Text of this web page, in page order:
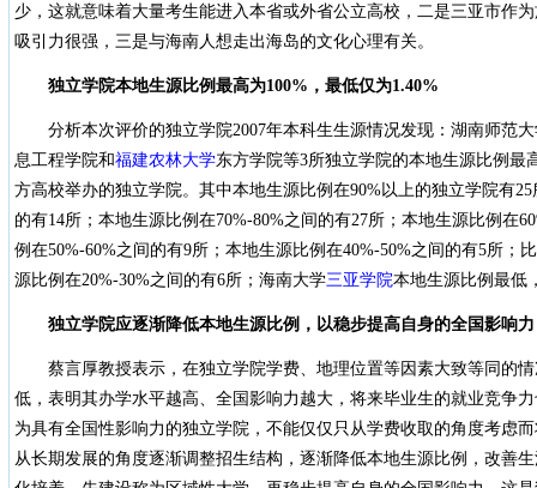
少，这就意味着大量考生能进入本省或外省公立高校，二是三亚市作
吸引力很强，三是与海南人想走出海岛的文化心理有关。
独立学院本地生源比例最高为100%，最低仅为1.40%
分析本次评价的独立学院2007年本科生生源情况发现：湖南师范
息工程学院和福建农林大学东方学院等3所独立学院的本地生源比例最
方高校举办的独立学院。其中本地生源比例在90%以上的独立学院有
的有14所；本地生源比例在70%-80%之间的有27所；本地生源比例在
例在50%-60%之间的有9所；本地生源比例在40%-50%之间的有5所；
源比例在20%-30%之间的有6所；海南大学三亚学院本地生源比例最低
独立学院应逐渐降低本地生源比例，以稳步提高自身的全国影响力
蔡言厚教授表示，在独立学院学费、地理位置等因素大致等同的
低，表明其办学水平越高、全国影响力越大，将来毕业生的就业竞争
为具有全国性影响力的独立学院，不能仅仅只从学费收取的角度考虑
从长期发展的角度逐渐调整招生结构，逐渐降低本地生源比例，改善